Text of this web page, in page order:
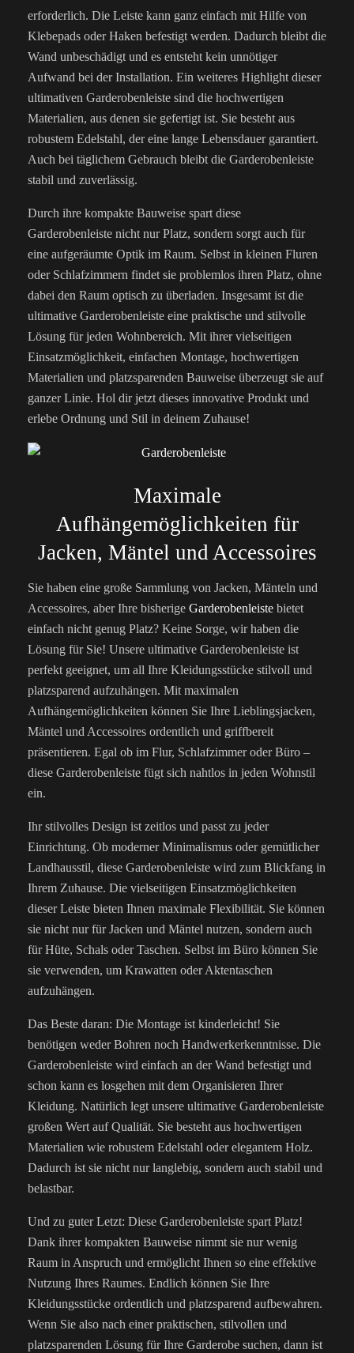
erforderlich. Die Leiste kann ganz einfach mit Hilfe von
Klebepads oder Haken befestigt werden. Dadurch bleibt die
Wand unbeschädigt und es entsteht kein unnötiger
Aufwand bei der Installation. Ein weiteres Highlight dieser
ultimativen Garderobenleiste sind die hochwertigen
Materialien, aus denen sie gefertigt ist. Sie besteht aus
robustem Edelstahl, der eine lange Lebensdauer garantiert.
Auch bei täglichem Gebrauch bleibt die Garderobenleiste
stabil und zuverlässig.
Durch ihre kompakte Bauweise spart diese
Garderobenleiste nicht nur Platz, sondern sorgt auch für
eine aufgeräumte Optik im Raum. Selbst in kleinen Fluren
oder Schlafzimmern findet sie problemlos ihren Platz, ohne
dabei den Raum optisch zu überladen. Insgesamt ist die
ultimative Garderobenleiste eine praktische und stilvolle
Lösung für jeden Wohnbereich. Mit ihrer vielseitigen
Einsatzmöglichkeit, einfachen Montage, hochwertigen
Materialien und platzsparenden Bauweise überzeugt sie auf
ganzer Linie. Hol dir jetzt dieses innovative Produkt und
erlebe Ordnung und Stil in deinem Zuhause!
Maximale
Aufhängemöglichkeiten für
Jacken, Mäntel und Accessoires
Sie haben eine große Sammlung von Jacken, Mänteln und
Accessoires, aber Ihre bisherige Garderobenleiste bietet
einfach nicht genug Platz? Keine Sorge, wir haben die
Lösung für Sie! Unsere ultimative Garderobenleiste ist
perfekt geeignet, um all Ihre Kleidungsstücke stilvoll und
platzsparend aufzuhängen. Mit maximalen
Aufhängemöglichkeiten können Sie Ihre Lieblingsjacken,
Mäntel und Accessoires ordentlich und griffbereit
präsentieren. Egal ob im Flur, Schlafzimmer oder Büro –
diese Garderobenleiste fügt sich nahtlos in jeden Wohnstil
ein.
Ihr stilvolles Design ist zeitlos und passt zu jeder
Einrichtung. Ob moderner Minimalismus oder gemütlicher
Landhausstil, diese Garderobenleiste wird zum Blickfang in
Ihrem Zuhause. Die vielseitigen Einsatzmöglichkeiten
dieser Leiste bieten Ihnen maximale Flexibilität. Sie können
sie nicht nur für Jacken und Mäntel nutzen, sondern auch
für Hüte, Schals oder Taschen. Selbst im Büro können Sie
sie verwenden, um Krawatten oder Aktentaschen
aufzuhängen.
Das Beste daran: Die Montage ist kinderleicht! Sie
benötigen weder Bohren noch Handwerkerkenntnisse. Die
Garderobenleiste wird einfach an der Wand befestigt und
schon kann es losgehen mit dem Organisieren Ihrer
Kleidung. Natürlich legt unsere ultimative Garderobenleiste
großen Wert auf Qualität. Sie besteht aus hochwertigen
Materialien wie robustem Edelstahl oder elegantem Holz.
Dadurch ist sie nicht nur langlebig, sondern auch stabil und
belastbar.
Und zu guter Letzt: Diese Garderobenleiste spart Platz!
Dank ihrer kompakten Bauweise nimmt sie nur wenig
Raum in Anspruch und ermöglicht Ihnen so eine effektive
Nutzung Ihres Raumes. Endlich können Sie Ihre
Kleidungsstücke ordentlich und platzsparend aufbewahren.
Wenn Sie also nach einer praktischen, stilvollen und
platzsparenden Lösung für Ihre Garderobe suchen, dann ist